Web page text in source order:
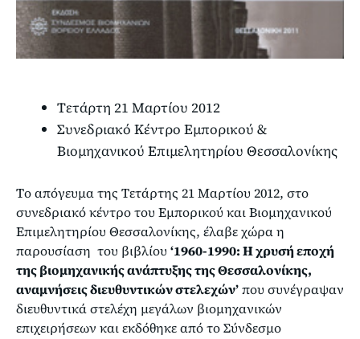
Τετάρτη 21 Μαρτίου 2012
Συνεδριακό Κέντρο Εμπορικού &
Βιομηχανικού Επιμελητηρίου Θεσσαλονίκης
Tο απόγευμα της Τετάρτης 21 Μαρτίου 2012, στο
συνεδριακό κέντρο του Εμπορικού και Βιομηχανικού
Επιμελητηρίου Θεσσαλονίκης, έλαβε χώρα η
παρουσίαση του βιβλίου ‘1960-1990: Η χρυσή εποχή
της βιομηχανικής ανάπτυξης της Θεσσαλονίκης,
αναμνήσεις διευθυντικών στελεχών’που συνέγραψαν
διευθυντικά στελέχη μεγάλων βιομηχανικών
επιχειρήσεων και εκδόθηκε από το Σύνδεσμο